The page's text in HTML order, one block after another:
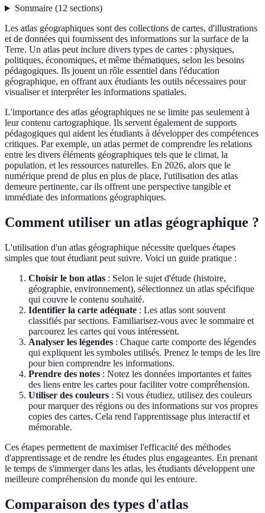
Sommaire(12 sections)
Les atlas géographiques sont des collections de cartes, d'illustrations
et de données qui fournissent des informations sur la surface de la
Terre. Un atlas peut inclure divers types de cartes : physiques,
politiques, économiques, et même thématiques, selon les besoins
pédagogiques. Ils jouent un rôle essentiel dans l'éducation
géographique, en offrant aux étudiants les outils nécessaires pour
visualiser et interpréter les informations spatiales.
L'importance des atlas géographiques ne se limite pas seulement à
leur contenu cartographique. Ils servent également de supports
pédagogiques qui aident les étudiants à développer des compétences
critiques. Par exemple, un atlas permet de comprendre les relations
entre les divers éléments géographiques tels que le climat, la
population, et les ressources naturelles. En 2026, alors que le
numérique prend de plus en plus de place, l'utilisation des atlas
demeure pertinente, car ils offrent une perspective tangible et
immédiate des informations géographiques.
Comment utiliser un atlas géographique ?
L'utilisation d'un atlas géographique nécessite quelques étapes
simples que tout étudiant peut suivre. Voici un guide pratique :
Choisir le bon atlas : Selon le sujet d'étude (histoire,
géographie, environnement), sélectionnez un atlas spécifique
qui couvre le contenu souhaité.
Identifier la carte adéquate : Les atlas sont souvent
classifiés par sections. Familiarisez-vous avec le sommaire et
parcourez les cartes qui vous intéressent.
Analyser les légendes : Chaque carte comporte des légendes
qui expliquent les symboles utilisés. Prenez le temps de les lire
pour bien comprendre les informations.
Prendre des notes : Notez les données importantes et faites
des liens entre les cartes pour faciliter votre compréhension.
Utiliser des couleurs : Si vous étudiez, utilisez des couleurs
pour marquer des régions ou des informations sur vos propres
copies des cartes. Cela rend l'apprentissage plus interactif et
mémorable.
Ces étapes permettent de maximiser l'efficacité des méthodes
d'apprentissage et de rendre les études plus engageantes. En prenant
le temps de s'immerger dans les atlas, les étudiants développent une
meilleure compréhension du monde qui les entoure.
Comparaison des types d'atlas